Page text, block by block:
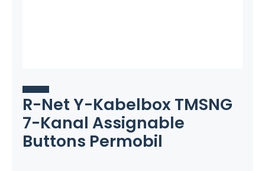
R-Net Y-Kabelbox TMSNG
7-Kanal Assignable
Buttons Permobil